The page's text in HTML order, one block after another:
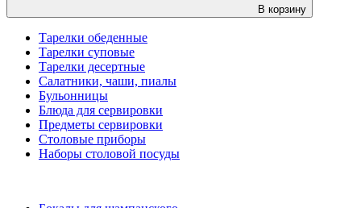
В корзину
Тарелки обеденные
Тарелки суповые
Тарелки десертные
Салатники, чаши, пиалы
Бульонницы
Блюда для сервировки
Предметы сервировки
Столовые приборы
Наборы столовой посуды